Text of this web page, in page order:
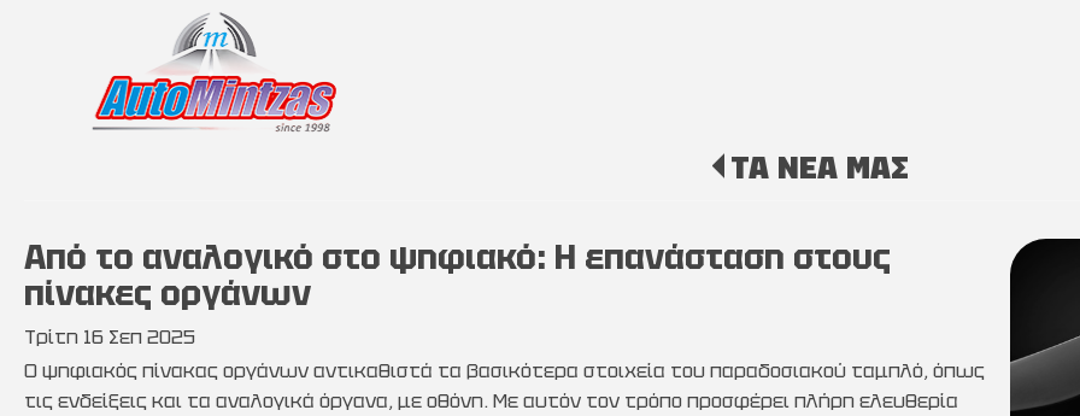
ΤΑ ΝΕΑ ΜΑΣ
Από το αναλογικό στο ψηφιακό: Η επανάσταση στους
πίνακες οργάνων
Τρίτη 16 Σεπ 2025
Ο ψηφιακός πίνακας οργάνων αντικαθιστά τα βασικότερα στοιχεία του παραδοσιακού ταμπλό, όπως
τις ενδείξεις και τα αναλογικά όργανα, με οθόνη. Με αυτόν τον τρόπο προσφέρει πλήρη ελευθερία